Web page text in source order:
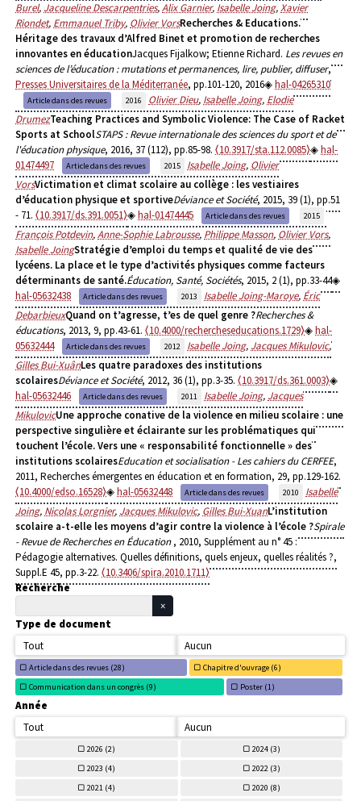
Burel, Jacqueline Descarpentries,Alix Garnier, Isabelle Joing,Xavier
Riondet, Emmanuel Triby, Olivier VorsRecherches & Educations.
Héritage des travaux d’Alfred Binet et promotion de recherches
innovantes en éducationJacques Fijalkow; Etienne Richard. Les revues en
sciences de l’éducation : mutations et permanences, lire, publier, diffuser,
Presses Universitaires de la Méditerranée, pp.101-120, 2016 hal-04265310
Article dans des revues 2016 Olivier Dieu, Isabelle Joing, Elodie
DrumezTeaching Practices and Symbolic Violence: The Case of Racket
Sports at SchoolSTAPS : Revue internationale des sciences du sport et de
l'éducation physique, 2016, 37 (112), pp.85-98. ⟨10.3917/sta.112.0085⟩
hal-
01474497
Article dans des revues 2015 Isabelle Joing, Olivier
VorsVictimation et climat scolaire au collège : les vestiaires
d’éducation physique et sportiveDéviance et Société, 2015, 39 (1), pp.51
- 71. ⟨10.3917/ds.391.0051⟩ hal-01474445 Article dans des revues 2015
François Potdevin,Anne-Sophie Labrousse, Philippe Masson, Olivier Vors,
Isabelle JoingStratégie d’emploi du temps et qualité de vie des
lycéens. La place et le type d’activités physiques comme facteurs
déterminants de santé.Éducation, Santé, Sociétés, 2015, 2 (1), pp.33-44
hal-05632438
Article dans des revues 2013 Isabelle Joing-Maroye, Éric
DebarbieuxQuand on t’agresse, t’es de quel genre ?Recherches &
éducations, 2013, 9, pp.43-61. ⟨10.4000/rechercheseducations.1729⟩
hal-
05632444
Article dans des revues 2012 Isabelle Joing, Jacques Mikulovic,
Gilles Bui-XuânLes quatre paradoxes des institutions
scolairesDéviance et Société, 2012, 36 (1), pp.3-35. ⟨10.3917/ds.361.0003⟩
hal-05632446
Article dans des revues 2011 Isabelle Joing, Jacques
MikulovicUne approche conative de la violence en milieu scolaire : une
perspective singulière et éclairante sur les problématiques qui
touchent l’école. Vers une « responsabilité fonctionnelle » des
institutions scolairesEducation et socialisation - Les cahiers du CERFEE,
2011, Recherches émergentes en éducation et en formation, 29, pp.129-162.
⟨10.4000/edso.16528⟩
hal-05632448 Article dans des revues 2010
Isabelle
Joing, Nicolas Lorgnier, Jacques Mikulovic, Gilles Bui-XuanL’institution
scolaire a-t-elle les moyens d’agir contre la violence à l’école ?Spirale
- Revue de Recherches en Éducation, 2010, Supplément au n° 45 :
Pédagogie alternatives. Quelles définitions, quels enjeux, quelles réalités ?,
Suppl.E 45, pp.3-22. ⟨10.3406/spira.2010.1711⟩
Recherche
Type de document
Tout
Aucun
Article dans des revues (28) Chapitre d'ouvrage (6)
Communication dans un congrès (9) Poster (1)
Année
Tout
Aucun
2026 (2) 2024 (3)
2023 (4) 2022 (3)
2021 (4) 2020 (8)